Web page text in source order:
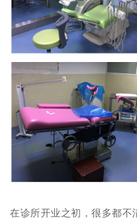
在诊所开业之初，很多都不